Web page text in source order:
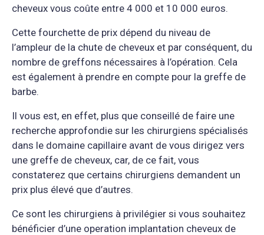
cheveux vous coûte entre 4 000 et 10 000 euros.
Cette fourchette de prix dépend du niveau de
l’ampleur de la chute de cheveux et par conséquent, du
nombre de greffons nécessaires à l’opération. Cela
est également à prendre en compte pour la greffe de
barbe.
Il vous est, en effet, plus que conseillé de faire une
recherche approfondie sur les chirurgiens spécialisés
dans le domaine capillaire avant de vous dirigez vers
une greffe de cheveux, car, de ce fait, vous
constaterez que certains chirurgiens demandent un
prix plus élevé que d’autres.
Ce sont les chirurgiens à privilégier si vous souhaitez
bénéficier d’une operation implantation cheveux de